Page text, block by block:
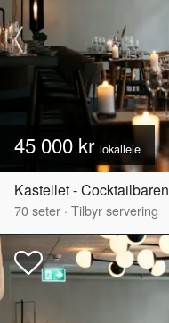
45 000 kr lokalleie
Kastellet - Cocktailbaren
70seter · Tilbyr servering